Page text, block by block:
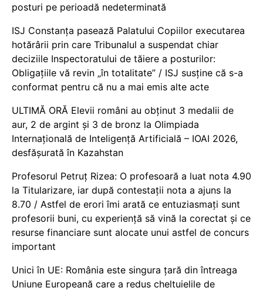
posturi pe perioadă nedeterminată
ISJ Constanța pasează Palatului Copiilor executarea
hotărârii prin care Tribunalul a suspendat chiar
deciziile Inspectoratului de tăiere a posturilor:
Obligațiile vă revin „în totalitate” / ISJ susține că s-a
conformat pentru că nu a mai emis alte acte
ULTIMĂ ORĂ Elevii români au obținut 3 medalii de
aur, 2 de argint și 3 de bronz la Olimpiada
Internațională de Inteligență Artificială – IOAI 2026,
desfășurată în Kazahstan
Profesorul Petruț Rizea: O profesoară a luat nota 4.90
la Titularizare, iar după contestații nota a ajuns la
8.70 / Astfel de erori îmi arată ce entuziasmați sunt
profesorii buni, cu experiență să vină la corectat și ce
resurse financiare sunt alocate unui astfel de concurs
important
Unici în UE: România este singura țară din întreaga
Uniune Europeană care a redus cheltuielile de